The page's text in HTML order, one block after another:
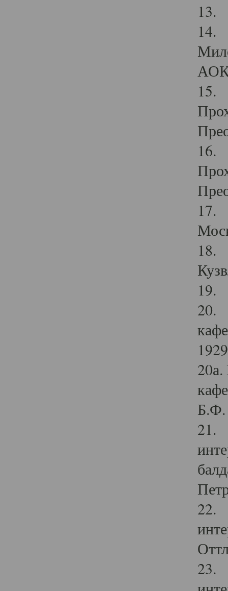
13.
14.
15.
16.
17.
18.
19.
20.
Б.Ф.
21.
22.
23.